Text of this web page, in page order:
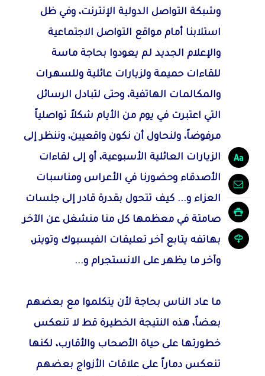
وشبكة التواصل الدولية الإنترنت، وفي ظل
استلابنا أمام مواقع التواصل الاجتماعية
والإعلام الجديد لم يعودوا بحاجة ماسة
للقاءات حميمة ولزيارات عائلية وللسهرات
والمكالمات الهاتفية، وحتى لتبادل الرسائل
التي اعتبرت في يوم من الأيام شكلاً تواصلياً
مرفوضاً، ولنحاول أن نكون واقعيين، وننظر إلى
الزيارات العائلية الأسبوعية، أو إلى لقاءات
الأصدقاء وحضورنا في الأعراس ومناسبات
العزاء و... كيف تتحول بقدرة قادر إلى جلسات
صامتة في معظمها كل منا منشغل عن الآخر
بهاتفه يتابع آخر تعليقات الفيسبوك وتويتر،
وآخر ما يظهر على الانستجرام و...
ما عاد الناس بحاجة لأن يتكلموا مع بعضهم
بعضاً، هذه النتيجة الخطيرة قط لا تنعكس
خطورتها على حياة الأصحاب والأقارب، لكنها
تنعكس دماراً على علاقات الأزواج بعضهم